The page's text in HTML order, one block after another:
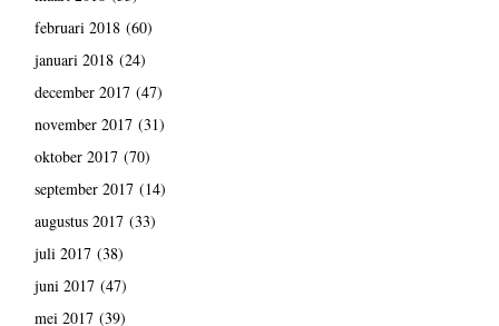
februari 2018(60)
januari 2018(24)
december 2017(47)
november 2017(31)
oktober 2017(70)
september 2017(14)
augustus 2017(33)
juli 2017(38)
juni 2017(47)
mei 2017(39)